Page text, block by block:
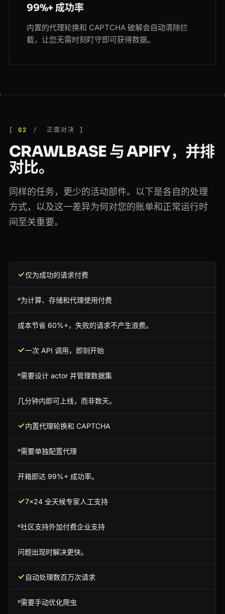
99%+ 成功率
内置的代理轮换和 CAPTCHA 破解会自动清除拦
截，让您无需时刻盯守即可获得数据。
02 正面对决
CRAWLBASE 与 APIFY，并排
对比。
同样的任务，更少的活动部件。以下是各自的处理
方式，以及这一差异为何对您的账单和正常运行时
间至关重要。
仅为成功的请求付费
为计算、存储和代理使用付费
成本节省 60%+，失败的请求不产生浪费。
一次 API 调用，即刻开始
需要设计 actor 并管理数据集
几分钟内即可上线，而非数天。
内置代理轮换和 CAPTCHA
需要单独配置代理
开箱即达 99%+ 成功率。
7x24 全天候专家人工支持
社区支持外加付费企业支持
问题出现时解决更快。
自动处理数百万次请求
需要手动优化爬虫